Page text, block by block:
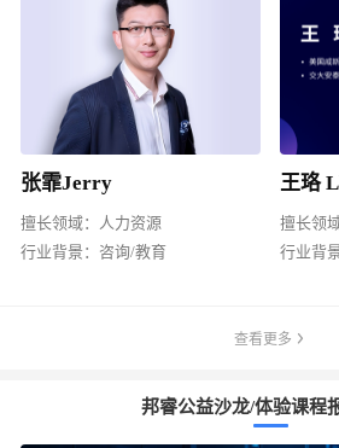
张霏Jerry
擅长领域： 人力资源
行业背景： 咨询/教育
王珞
擅长领域
行业背景
查看更多
邦睿公益沙龙/体验课程